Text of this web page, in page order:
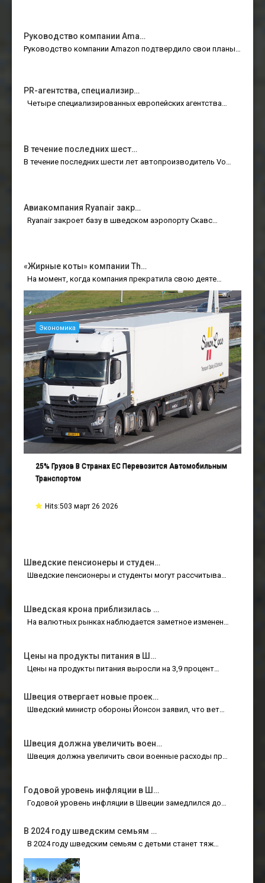
Руководство компании Ama…
Руководство компании Amazon подтвердило свои планы…
PR-агентства, специализир…
Четыре специализированных европейских агентства…
В течение последних шест…
В течение последних шести лет автопроизводитель Vo…
Авиакомпания Ryanair закр…
Ryanair закроет базу в шведском аэропорту Скавс…
«Жирные коты» компании Th…
На момент, когда компания прекратила свою деяте…
25% Грузов В Странах ЕС Перевозится Автомобильным
Транспортом
Hits:503 март 26 2026
Экономика
Шведские пенсионеры и студен…
Шведские пенсионеры и студенты могут рассчитыва…
Шведская крона приблизилась …
На валютных рынках наблюдается заметное изменен…
Цены на продукты питания в Ш…
Цены на продукты питания выросли на 3,9 процент…
Швеция отвергает новые проек…
Шведский министр обороны Йонсон заявил, что вет…
Швеция должна увеличить воен…
Швеция должна увеличить свои военные расходы пр…
Годовой уровень инфляции в Ш…
Годовой уровень инфляции в Швеции замедлился до…
В 2024 году шведским семьям …
В 2024 году шведским семьям с детьми станет тяж…